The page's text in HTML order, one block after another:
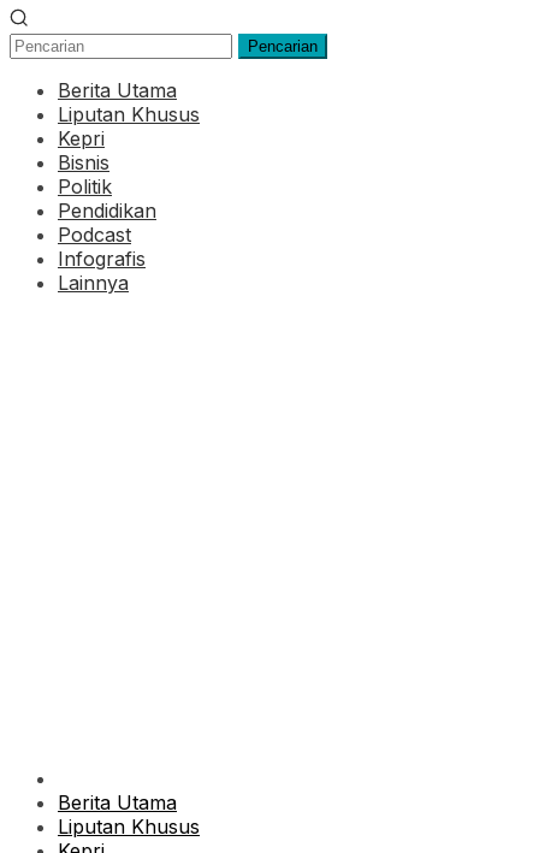
Pencarian
Berita Utama
Liputan Khusus
Kepri
Bisnis
Politik
Pendidikan
Podcast
Infografis
Lainnya
Berita Utama
Liputan Khusus